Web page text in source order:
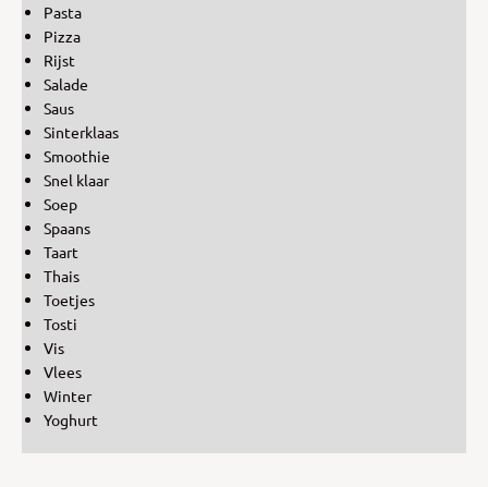
Pasta
Pizza
Rijst
Salade
Saus
Sinterklaas
Smoothie
Snel klaar
Soep
Spaans
Taart
Thais
Toetjes
Tosti
Vis
Vlees
Winter
Yoghurt